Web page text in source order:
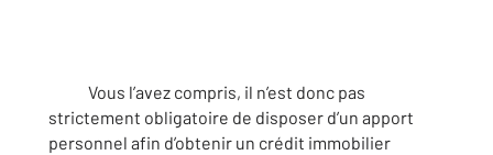
Vous l’avez compris, il n’est donc pas
strictement obligatoire de disposer d’un apport
personnel afin d’obtenir un crédit immobilier